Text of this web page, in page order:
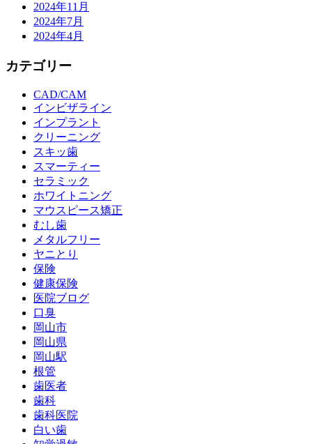
2024年11月
2024年7月
2024年4月
カテゴリー
CAD/CAM
インビザライン
インプラント
クリーニング
スキッ歯
スマーティー
セラミック
ホワイトニング
マウスピース矯正
むし歯
メタルフリー
ヤニとり
保険
健康保険
医院ブログ
口臭
岡山市
岡山県
岡山駅
根管
歯医者
歯科
歯科医院
白い歯